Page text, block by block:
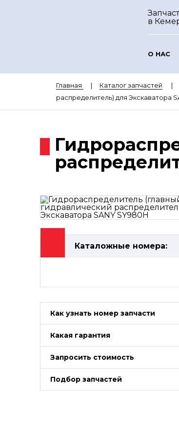
в
О НАС
Главная Каталог запчастей
распределитель) для Экскаватора
Каталожные номера:
Как узнать номер запчасти
Какая гарантия
Запросить стоимость
Подбор запчастей